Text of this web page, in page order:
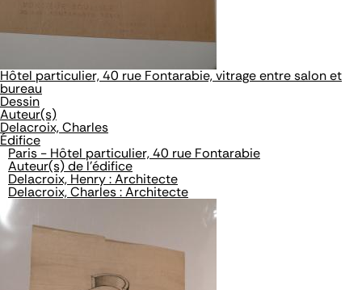
Hôtel particulier, 40 rue Fontarabie, vitrage entre salon et
bureau
Dessin
Auteur(s)
Delacroix, Charles
Édifice
Paris - Hôtel particulier, 40 rue Fontarabie
Auteur(s) de l'édifice
Delacroix, Henry : Architecte
Delacroix, Charles : Architecte